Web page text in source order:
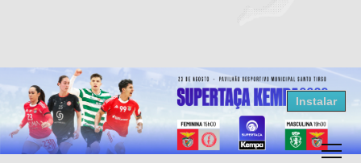
Resultados Andebol
Federação de Andebol de Portugal
Grátis - Disponivel na Play Store
Instalar